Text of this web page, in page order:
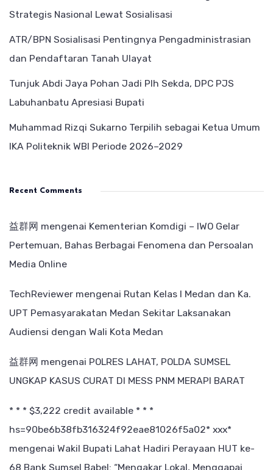
Strategis Nasional Lewat Sosialisasi
ATR/BPN Sosialisasi Pentingnya Pengadministrasian
dan Pendaftaran Tanah Ulayat
Tunjuk Abdi Jaya Pohan Jadi Plh Sekda, DPC PJS
Labuhanbatu Apresiasi Bupati
Muhammad Rizqi Sukarno Terpilih sebagai Ketua Umum
IKA Politeknik WBI Periode 2026–2029
Recent Comments
益群网 mengenai Kementerian Komdigi – IWO Gelar
Pertemuan, Bahas Berbagai Fenomena dan Persoalan
Media Online
TechReviewer mengenai Rutan Kelas I Medan dan Ka.
UPT Pemasyarakatan Medan Sekitar Laksanakan
Audiensi dengan Wali Kota Medan
益群网 mengenai POLRES LAHAT, POLDA SUMSEL
UNGKAP KASUS CURAT DI MESS PNM MERAPI BARAT
* * * $3,222 credit available * * *
hs=90be6b38fb316324f92eae81026f5a02* ххх*
mengenai Wakil Bupati Lahat Hadiri Perayaan HUT ke-
68 Bank Sumsel Babel: “Mengakar Lokal, Menggapai